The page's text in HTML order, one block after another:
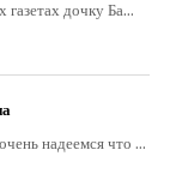
газетах дочку Ба...
надеемся что ...